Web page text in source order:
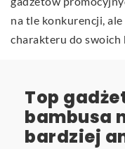
na tle konkurencji,
charakteru do swoich
Top
bambusa
bardziej